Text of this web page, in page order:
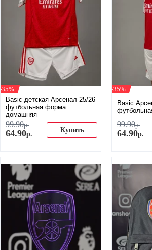
-35%
Basic детская Арсенал 25/26
футбольная форма
домашняя
99.90р.
64.90р. Купить
-35%
Basic
99.90р.
64.90р.